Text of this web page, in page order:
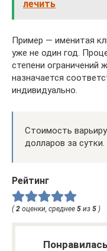
лечить
Пример — именитая
уже не один год.
степени ограничений
назначается
индивидуально.
Стоимость
долларов за сутки.
Рейтинг
(2 оценки, среднее 5 из 5 )